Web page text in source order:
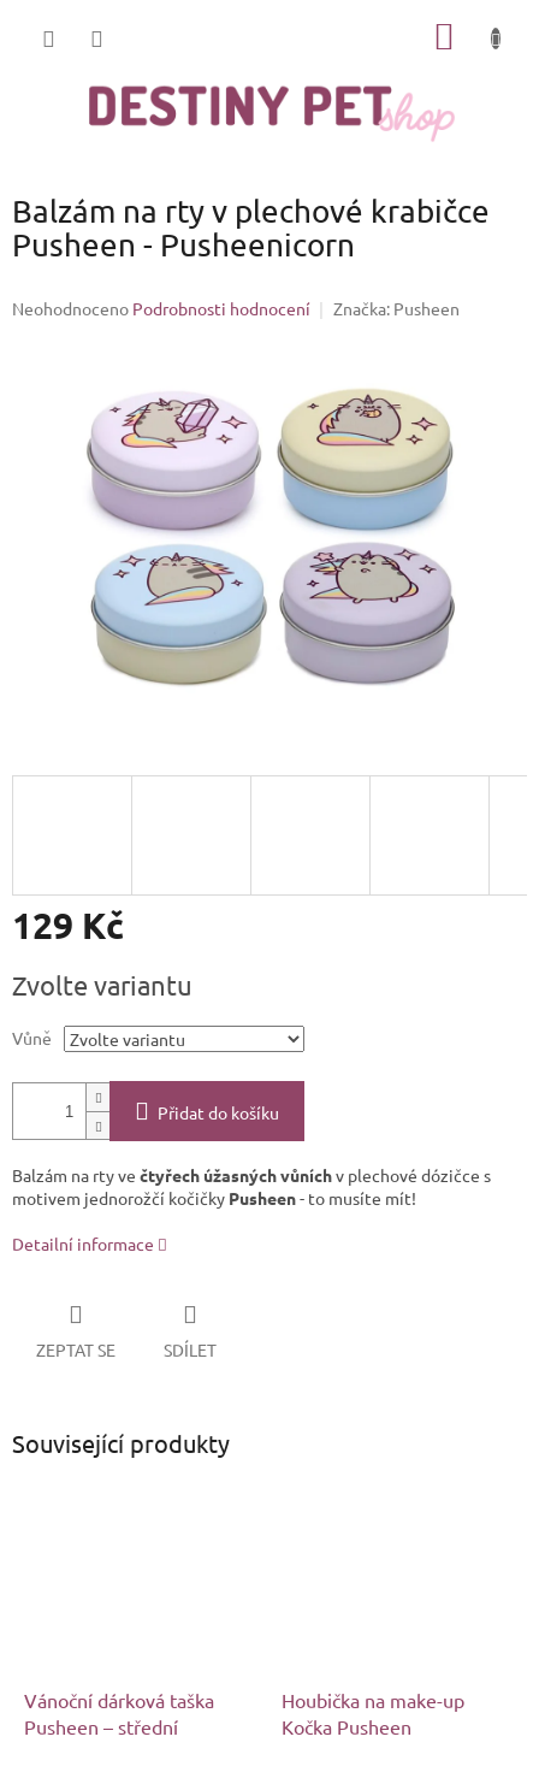
Balzám na rty v plechové krabičce
Pusheen - Pusheenicorn
Průměrné
hvězdiček.
Neohodnoceno Podrobnosti hodnocení Značka: Pusheen
129 Kč
cena:
Zvolte variantu
Vůně
Přidat do košíku
Balzám na rty ve čtyřech úžasných vůníchv plechové dózičce s
motivem jednorožčí kočičky Pusheen- to musíte mít!
Detailní informace
ZEPTAT SE SDÍLET
Související produkty
Vánoční dárková taška
Pusheen – střední
Houbička na make-up
Kočka Pusheen